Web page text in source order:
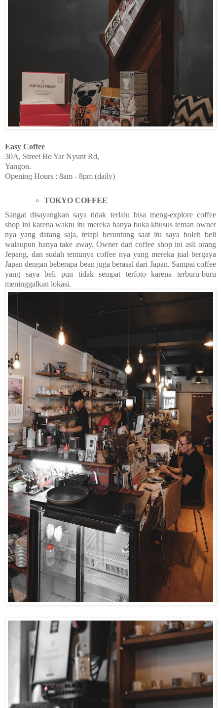
Easy Coffee
30A, Street Bo Yar Nyunt Rd,
Yangon.
Opening Hours : 8am - 8pm (daily)
TOKYO COFFEE
Sangat disayangkan saya tidak terlalu bisa meng-explore coffee
shop ini karena waktu itu mereka hanya buka khusus teman owner
nya yang datang saja, tetapi beruntung saat itu saya boleh beli
walaupun hanya take away. Owner dari coffee shop ini asli orang
Jepang, dan sudah tentunya coffee nya yang mereka jual bergaya
Japan dengan beberapa bean juga berasal dari Japan. Sampai coffee
yang saya beli pun tidak sempat terfoto karena terburu-buru
meninggalkan lokasi.